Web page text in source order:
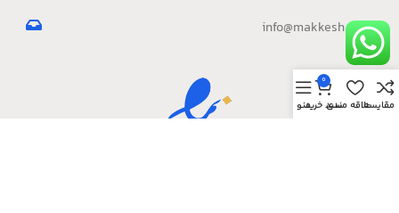
info@makkesh.com
مقایسهعلاقه مندی
0
سبد خریدمنو